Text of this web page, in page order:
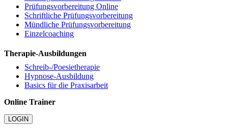
Prüfungsvorbereitung Online
Schriftliche Prüfungsvorbereitung
Mündliche Prüfungsvorbereitung
Einzelcoaching
Therapie-Ausbildungen
Schreib-/Poesietherapie
Hypnose-Ausbildung
Basics für die Praxisarbeit
Online Trainer
LOGIN